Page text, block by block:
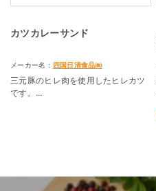
カツカレーサンド
メーカー名： 四国日清食品㈱
三元豚のヒレ肉を使用したヒレカツ
です。